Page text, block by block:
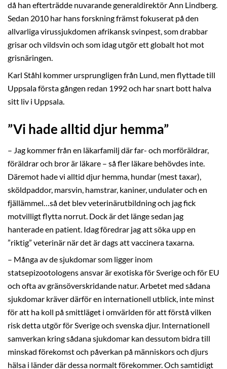
då han efterträdde nuvarande generaldirektör Ann Lindberg.
Sedan 2010 har hans forskning främst fokuserat på den
allvarliga virussjukdomen afrikansk svinpest, som drabbar
grisar och vildsvin och som idag utgör ett globalt hot mot
grisnäringen.
Karl Ståhl kommer ursprungligen från Lund, men flyttade till
Uppsala första gången redan 1992 och har snart bott halva
sitt liv i Uppsala.
”Vi hade alltid djur hemma”
– Jag kommer från en läkarfamilj där far- och morföräldrar,
föräldrar och bror är läkare – så fler läkare behövdes inte.
Däremot hade vi alltid djur hemma, hundar (mest taxar),
sköldpaddor, marsvin, hamstrar, kaniner, undulater och en
fjällämmel…så det blev veterinärutbildning och jag fick
motvilligt flytta norrut. Dock är det länge sedan jag
hanterade en patient. Idag föredrar jag att söka upp en
”riktig” veterinär när det är dags att vaccinera taxarna.
– Många av de sjukdomar som ligger inom
statsepizootologens ansvar är exotiska för Sverige och för EU
och ofta av gränsöverskridande natur. Arbetet med sådana
sjukdomar kräver därför en internationell utblick, inte minst
för att ha koll på smittläget i omvärlden för att förstå vilken
risk detta utgör för Sverige och svenska djur. Internationell
samverkan kring sådana sjukdomar kan dessutom bidra till
minskad förekomst och påverkan på människors och djurs
hälsa i länder där dessa normalt förekommer. Och samtidigt